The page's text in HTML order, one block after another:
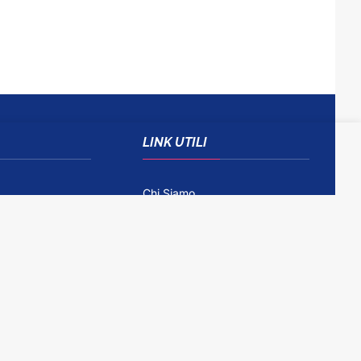
LINK UTILI
Chi Siamo